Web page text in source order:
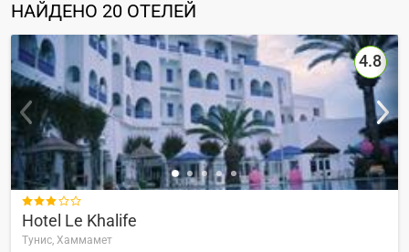
НАЙДЕНО 20 ОТЕЛЕЙ
4.8

Hotel Le Khalife
Тунис, Хаммамет